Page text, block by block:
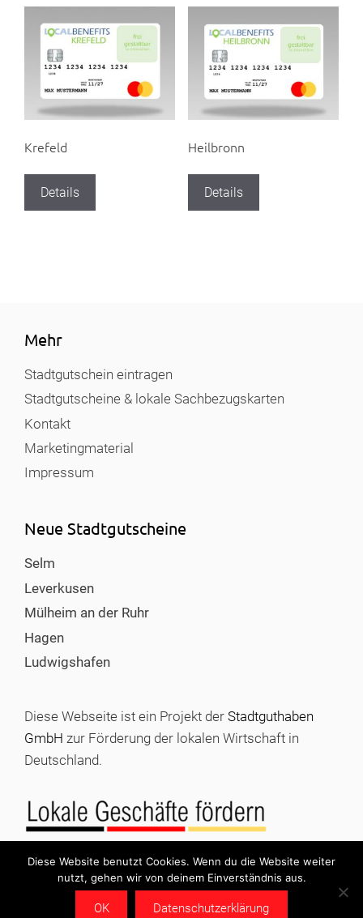
Krefeld
Details
Heilbronn
Details
Mehr
Stadtgutschein eintragen
Stadtgutscheine & lokale Sachbezugskarten
Kontakt
Marketingmaterial
Impressum
Neue Stadtgutscheine
Selm
Leverkusen
Mülheim an der Ruhr
Hagen
Ludwigshafen
Diese Webseite ist ein Projekt der Stadtguthaben
GmbH zur Förderung der lokalen Wirtschaft in
Deutschland.
© 2026 Stadtgutschein kaufen |Impressum|Datenschutz
Stadtguthaben GmbH
Diese Website benutzt Cookies. Wenn du die Website weiter
nutzt, gehen wir von deinem Einverständnis aus.
OK Datenschutzerklärung